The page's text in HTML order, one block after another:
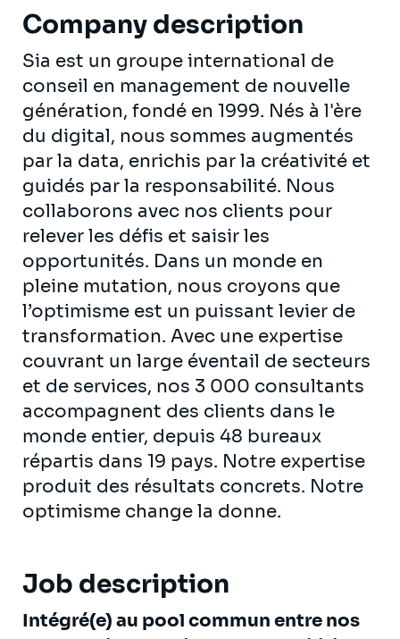
Company description
Sia est un groupe international de
conseil en management de nouvelle
génération, fondé en 1999. Nés à l'ère
du digital, nous sommes augmentés
par la data, enrichis par la créativité et
guidés par la responsabilité. Nous
collaborons avec nos clients pour
relever les défis et saisir les
opportunités. Dans un monde en
pleine mutation, nous croyons que
l’optimisme est un puissant levier de
transformation. Avec une expertise
couvrant un large éventail de secteurs
et de services, nos 3 000 consultants
accompagnent des clients dans le
monde entier, depuis 48 bureaux
répartis dans 19 pays. Notre expertise
produit des résultats concrets. Notre
optimisme change la donne.
Job description
Intégré(e) au pool commun entre nos